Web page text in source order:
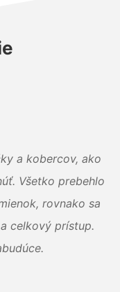
a kobercov, ako
Všetko prebehlo
rovnako sa
celkový prístup.